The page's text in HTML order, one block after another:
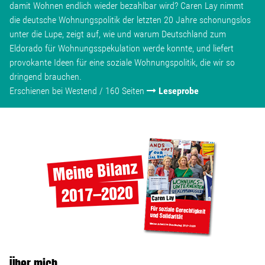
Wohnopoly
Das Buch
Bestellen
damit Wohnen endlich wieder bezahlbar wird? Caren Lay nimmt
die deutsche Wohnungspolitik der letzten 20 Jahre schonungslos
unter die Lupe, zeigt auf, wie und warum Deutschland zum
Eldorado für Wohnungsspekulation werde konnte, und liefert
provokante Ideen für eine soziale Wohnungspolitik, die wir so
dringend brauchen.
Erschienen bei Westend / 160 Seiten
Leseprobe